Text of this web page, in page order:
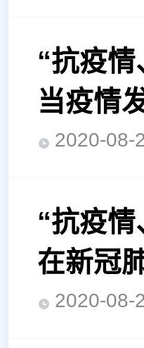
“抗疫
当疫情
2020-
“抗疫
在新冠
2020-